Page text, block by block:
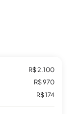
R$ 2.100
R$ 970
R$ 174